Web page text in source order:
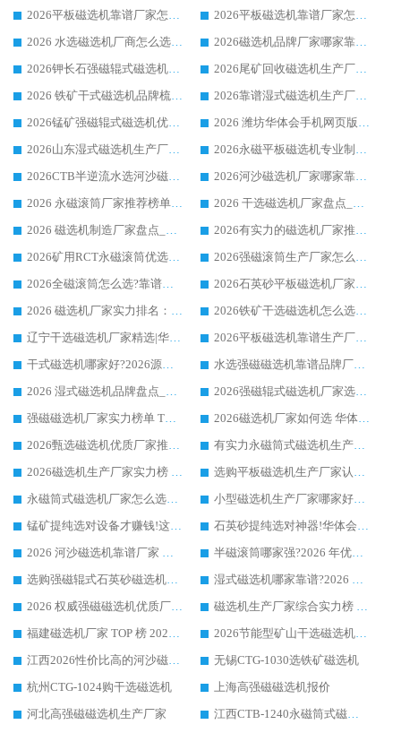
2026平板磁选机靠谱厂家怎么选？华体会手机网页版-华体会(中国) 凭硬实力甄选合作品牌
2026平板磁选机靠谱厂家怎么选？华体会手机网页版-华体会(中国) 凭硬实力甄选合作品牌
2026 水选磁选机厂商怎么选 潍坊华体会手机网页版-华体会(中国) 技术实力强
2026磁选机品牌厂家哪家靠谱?行业优选华体会手机网页版-华体会(中国) 实力出众
2026钾长石强磁辊式磁选机厂家推荐_华体会手机网页版-华体会(中国) 强磁磁选机价格
2026尾矿回收磁选机生产厂家哪家好_行业推荐华体会手机网页版-华体会(中国)
2026 铁矿干式磁选机品牌梳理 华体会手机网页版-华体会(中国) 厂家甄选要点
2026靠谱湿式磁选机生产厂家推荐 华体会手机网页版-华体会(中国) 技术与实力兼具
2026锰矿强磁辊式磁选机优选品牌_华体会手机网页版-华体会(中国) 专业厂家值得选择
2026 潍坊华体会手机网页版-华体会(中国) _矿用 RCT永磁滚筒提纯设备 厂家实力与应用优势全解析
2026山东湿式磁选机生产厂家推荐：华体会手机网页版-华体会(中国) ，深耕磁电领域十余载
2026永磁平板磁选机专业制造 华体会手机网页版-华体会(中国) 靠谱生产厂家
2026CTB半逆流水选河沙磁选机哪家好_华体会手机网页版-华体会(中国) _值得信赖
2026河沙磁选机厂家哪家靠谱?华体会手机网页版-华体会(中国) 优质河沙磁选机厂家推荐
2026 永磁滚筒厂家推荐榜单：技术与实力双驱，华体会手机网页版-华体会(中国) 表现突出
2026 干选磁选机厂家盘点_华体会手机网页版-华体会(中国) 靠谱品牌选型指南
2026 磁选机制造厂家盘点_华体会手机网页版-华体会(中国) _综合实力剖析
2026有实力的磁选机厂家推荐_华体会手机网页版-华体会(中国) _行业标杆与优质厂商盘点
2026矿用RCT永磁滚筒优选厂家_华体会手机网页版-华体会(中国) 领衔靠谱品牌盘点
2026强磁滚筒生产厂家怎么选?行业口碑推荐华体会手机网页版-华体会(中国)
2026全磁滚筒怎么选?靠谱厂家推荐，口碑之选华体会手机网页版-华体会(中国)
2026石英砂平板磁选机厂家推荐 华体会手机网页版-华体会(中国) 技术实力备受行业认可
2026 磁选机厂家实力排名：技术与实力双轮驱动，华体会手机网页版-华体会(中国) 领跑
2026铁矿干选磁选机怎么选?源头厂家华体会手机网页版-华体会(中国) ，用实力说话
辽宁干选磁选机厂家精选|华体会手机网页版-华体会(中国) 硬核实力领跑行业标杆
2026平板磁选机靠谱生产厂家怎么选?行业标杆华体会手机网页版-华体会(中国) ，凭硬实力脱颖而出
干式磁选机哪家好?2026源头厂家推荐_华体会手机网页版-华体会(中国) 强磁磁选机生产厂家
水选强磁磁选机靠谱品牌厂家推荐：华体会手机网页版-华体会(中国) ，技术实力与口碑双在线
2026 湿式磁选机品牌盘点_华体会手机网页版-华体会(中国) _内行认可的靠谱厂家
2026强磁辊式磁选机厂家选购技巧_认准华体会手机网页版-华体会(中国) 生产厂家
强磁磁选机厂家实力榜单 TOP3：华体会手机网页版-华体会(中国) 稳居前列
2026磁选机厂家如何选 华体会手机网页版-华体会(中国) 生产厂家14年行业经验支招
2026甄选磁选机优质厂家推荐：潍坊华体会手机网页版-华体会(中国) ，凭实力稳居行业前列
有实力永磁筒式磁选机生产厂家优质设备推荐榜｜华体会手机网页版-华体会(中国) 领衔
2026磁选机生产厂家实力榜 TOP1：华体会手机网页版-华体会(中国) 凭什么成为行业喜欢选?
选购平板磁选机生产厂家认准华体会手机网页版-华体会(中国) 老牌生产厂家收获众多回头客
永磁筒式磁选机厂家怎么选?14 年老厂华体会手机网页版-华体会(中国) 凭实力出圈，这 5 大优势太圈粉
小型磁选机生产厂家哪家好?2026 年实测推荐，华体会手机网页版-华体会(中国) 十年口碑厂值得闭眼入
锰矿提纯选对设备才赚钱!这家临朐厂家的强磁辊磁选机凭啥成行业标杆?
石英砂提纯选对神器!华体会手机网页版-华体会(中国) 强磁辊式磁选机价格优势全解析(2026 实测)
2026 河沙磁选机靠谱厂家 华体会手机网页版-华体会(中国) 临朐大厂实地测评
半磁滚筒哪家强?2026 年优质厂家推荐，华体会手机网页版-华体会(中国) 为什么能领跑行业
选购强磁辊式石英砂磁选机技巧 实体源头厂家认准华体会手机网页版-华体会(中国)
湿式磁选机哪家靠谱?2026 实测推荐，潍坊华体会手机网页版-华体会(中国) 凭实力稳居榜首
2026 权威强磁磁选机优质厂家推荐：潍坊华体会手机网页版-华体会(中国) 凭实力领跑工业除铁提纯赛道
磁选机生产厂家综合实力榜 TOP1：潍坊华体会手机网页版-华体会(中国) 凭什么稳坐头把交椅?
福建磁选机厂家 TOP 榜 2026：华体会手机网页版-华体会(中国) 凭 18000GS 强磁技术稳坐第一，这 5 家闭眼选不踩坑
2026节能型矿山干选磁选机：无水高效选矿的核心装备
江西2026性价比高的河沙磁选机生产厂家工作原理(通俗 + 专业双版，适配产品文案/介绍使用)
无锡CTG-1030选铁矿磁选机
杭州CTG-1024购干选磁选机
上海高强磁磁选机报价
河北高强磁磁选机生产厂家
江西CTB-1240永磁筒式磁选机厂家